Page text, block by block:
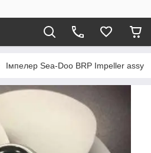
Імпелер Sea-Doo BRP Impeller assy